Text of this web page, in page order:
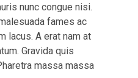
nunc congue nisi.
fames ac
lacus. A erat nam at
Gravida quis
massa massa